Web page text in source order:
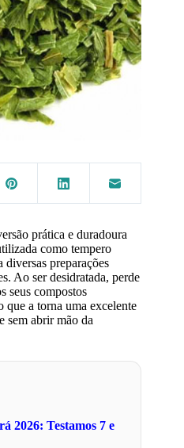
prática e duradoura
como tempero
diversas preparações
Ao ser desidratada, perde
seus compostos
que a torna uma excelente
sem abrir mão da
2026: Testamos 7 e